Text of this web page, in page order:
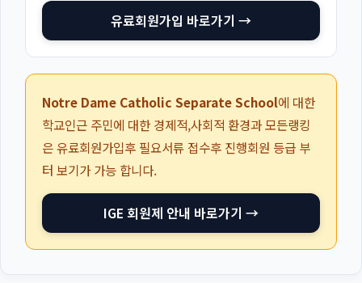
유료회원가입 바로가기 →
Notre Dame Catholic Separate School에 대한
학교인근 주민에 대한 경제적,사회적 환경과 모든랭킹
은 유료회원가입후 필요서류 접수후 진행회원 등급 부
터 보기가 가능 합니다.
IGE 회원제 안내 바로가기 →